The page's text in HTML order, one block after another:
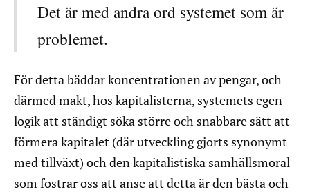
Det är med andra ord systemet som är
problemet.
För detta bäddar koncentrationen av pengar, och
därmed makt, hos kapitalisterna, systemets egen
logik att ständigt söka större och snabbare sätt att
förmera kapitalet (där utveckling gjorts synonymt
med tillväxt) och den kapitalistiska samhällsmoral
som fostrar oss att anse att detta är den bästa och